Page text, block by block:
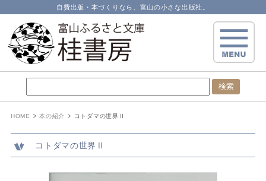
自費出版・本づくりなら、富山の小さな出版社。
HOME 本の紹介 コトダマの世界Ⅱ
コトダマの世界Ⅱ